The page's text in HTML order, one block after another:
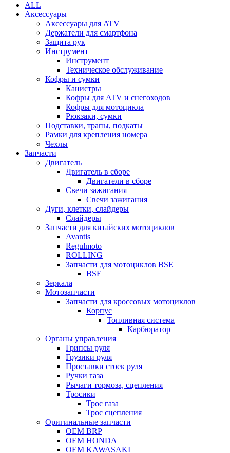
ALL
Аксессуары
Аксессуары для ATV
Держатели для смартфона
Защита рук
Инструмент
Инструмент
Техническое обслуживание
Кофры и сумки
Канистры
Кофры для ATV и снегоходов
Кофры для мотоцикла
Рюкзаки, сумки
Подставки, трапы, подкаты
Рамки для крепления номера
Чехлы
Запчасти
Двигатель
Двигатель в сборе
Двигатели в сборе
Свечи зажигания
Свечи зажигания
Дуги, клетки, слайдеры
Слайдеры
Запчасти для китайских мотоциклов
Avantis
Regulmoto
ROLLING
Запчасти для мотоциклов BSE
BSE
Зеркала
Мотозапчасти
Запчасти для кроссовых мотоциклов
Корпус
Топливная система
Карбюратор
Органы управления
Грипсы руля
Грузики руля
Проставки стоек руля
Ручки газа
Рычаги тормоза, сцепления
Тросики
Трос газа
Трос сцепления
Оригинальные запчасти
OEM BRP
OEM HONDA
OEM KAWASAKI